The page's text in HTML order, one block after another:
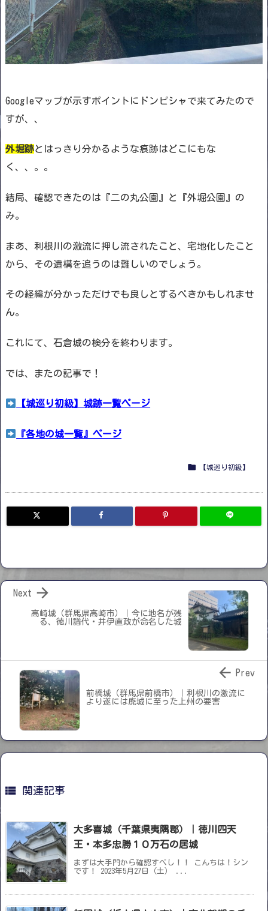
Googleマップが示すポイントにドンピシャで来てみたので
すが、、
外堀跡とはっきり分かるような痕跡はどこにもな
く、、。。
結局、確認できたのは『二の丸公園』と『外堀公園』の
み。
まあ、利根川の激流に押し流されたこと、宅地化したこと
から、その遺構を追うのは難しいのでしょう。
その経緯が分かっただけでも良しとするべきかもしれませ
ん。
これにて、石倉城の検分を終わります。
では、またの記事で！
【城巡り初級】城跡一覧ページ
『各地の城一覧』ページ
 【城巡り初級】
高崎城（群馬県高崎市）｜今に地名が残
る、徳川譜代・井伊直政が命名した城

Next
前橋城（群馬県前橋市）｜利根川の激流に
より遂には廃城に至った上州の要害
 Prev
 関連記事
大多喜城（千葉県夷隅郡）｜徳川四天
王・本多忠勝１０万石の居城
まずは大手門から確認すべし！！ こんちは！シン
です！ 2023年5月27日（土） ...